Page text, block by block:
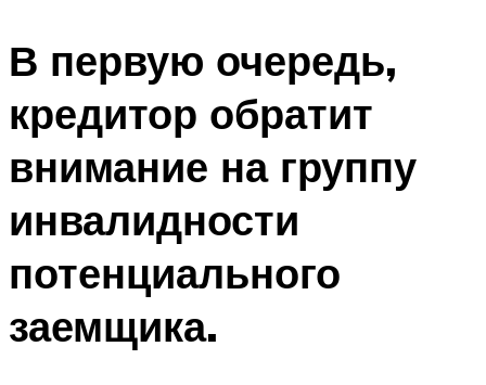
В первую очередь,
кредитор обратит
внимание на группу
инвалидности
потенциального
заемщика.